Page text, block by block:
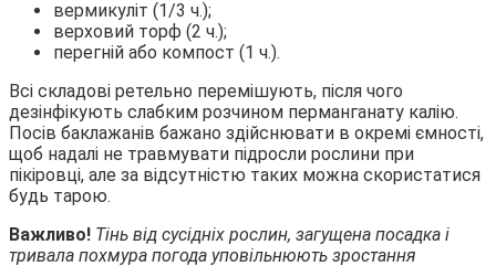
вермикуліт (1/3 ч.);
верховий торф (2 ч.);
перегній або компост (1 ч.).
Всі складові ретельно перемішують, після чого
дезінфікують слабким розчином перманганату калію.
Посів баклажанів бажано здійснювати в окремі ємності,
щоб надалі не травмувати підросли рослини при
пікіровці, але за відсутністю таких можна скористатися
будь тарою.
Важливо! Тінь від сусідніх рослин, загущена посадка і
тривала похмура погода уповільнюють зростання